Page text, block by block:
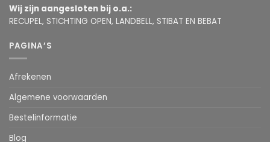
Wij zijn aangesloten bij o.a.:
RECUPEL, STICHTING OPEN, LANDBELL, STIBAT EN BEBAT
PAGINA’S
Afrekenen
Algemene voorwaarden
Bestelinformatie
Blog